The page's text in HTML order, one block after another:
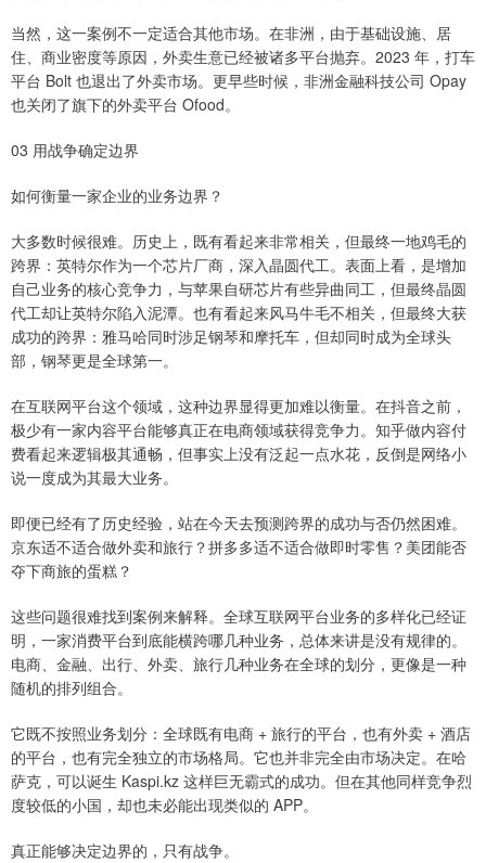
当然，这一案例不一定适合其他市场。在非洲，由于基础设施、居
住、商业密度等原因，外卖生意已经被诸多平台抛弃。2023 年，打车
平台 Bolt 也退出了外卖市场。更早些时候，非洲金融科技公司 Opay
也关闭了旗下的外卖平台 Ofood。
03 用战争确定边界
如何衡量一家企业的业务边界？
大多数时候很难。历史上，既有看起来非常相关，但最终一地鸡毛的
跨界：英特尔作为一个芯片厂商，深入晶圆代工。表面上看，是增加
自己业务的核心竞争力，与苹果自研芯片有些异曲同工，但最终晶圆
代工却让英特尔陷入泥潭。也有看起来风马牛毛不相关，但最终大获
成功的跨界：雅马哈同时涉足钢琴和摩托车，但却同时成为全球头
部，钢琴更是全球第一。
在互联网平台这个领域，这种边界显得更加难以衡量。在抖音之前，
极少有一家内容平台能够真正在电商领域获得竞争力。知乎做内容付
费看起来逻辑极其通畅，但事实上没有泛起一点水花，反倒是网络小
说一度成为其最大业务。
即便已经有了历史经验，站在今天去预测跨界的成功与否仍然困难。
京东适不适合做外卖和旅行？拼多多适不适合做即时零售？美团能否
夺下商旅的蛋糕？
这些问题很难找到案例来解释。全球互联网平台业务的多样化已经证
明，一家消费平台到底能横跨哪几种业务，总体来讲是没有规律的。
电商、金融、出行、外卖、旅行几种业务在全球的划分，更像是一种
随机的排列组合。
它既不按照业务划分：全球既有电商 + 旅行的平台，也有外卖 + 酒店
的平台，也有完全独立的市场格局。它也并非完全由市场决定。在哈
萨克，可以诞生 Kaspi.kz 这样巨无霸式的成功。但在其他同样竞争烈
度较低的小国，却也未必能出现类似的 APP。
真正能够决定边界的，只有战争。